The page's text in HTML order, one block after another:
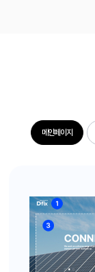
메인페이지